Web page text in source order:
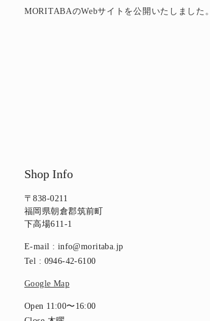
MORITABAのWebサイトを公開いたしました。
Shop Info
〒838-0211
福岡県朝倉郡筑前町
下高場611-1
E-mail : info@moritaba.jp
Tel : 0946-42-6100
Google Map
Open 11:00〜16:00